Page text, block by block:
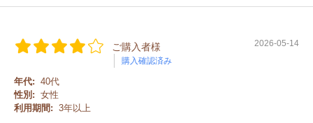
ご購入者様
購入確認済み
2026-05-14
年代: 40代
性別: 女性
利用期間: 3年以上